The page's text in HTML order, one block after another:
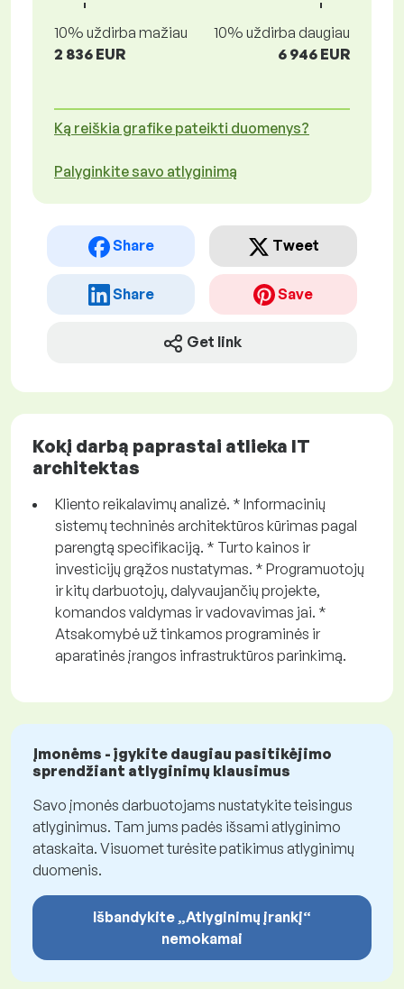
10% uždirba mažiau
2 836 EUR
10% uždirba daugiau
6 946 EUR
Ką reiškia grafike pateikti duomenys?
Palyginkite savo atlyginimą
Share Tweet
Share Save
Get link
Kokį darbą paprastai atlieka IT
architektas
Kliento reikalavimų analizė. * Informacinių
sistemų techninės architektūros kūrimas pagal
parengtą specifikaciją. * Turto kainos ir
investicijų grąžos nustatymas. * Programuotojų
ir kitų darbuotojų, dalyvaujančių projekte,
komandos valdymas ir vadovavimas jai. *
Atsakomybė už tinkamos programinės ir
aparatinės įrangos infrastruktūros parinkimą.
Įmonėms - įgykite daugiau pasitikėjimo
sprendžiant atlyginimų klausimus
Savo įmonės darbuotojams nustatykite teisingus
atlyginimus. Tam jums padės išsami atlyginimo
ataskaita. Visuomet turėsite patikimus atlyginimų
duomenis.
Išbandykite „Atlyginimų įrankį“
nemokamai